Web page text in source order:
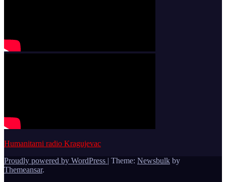
Humanitarni radio Kragujevac
Proudly powered by WordPress | Theme: Newsbulk by
Themeansar.